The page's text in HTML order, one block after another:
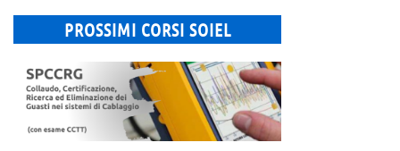
PROSSIMI CORSI SOIEL